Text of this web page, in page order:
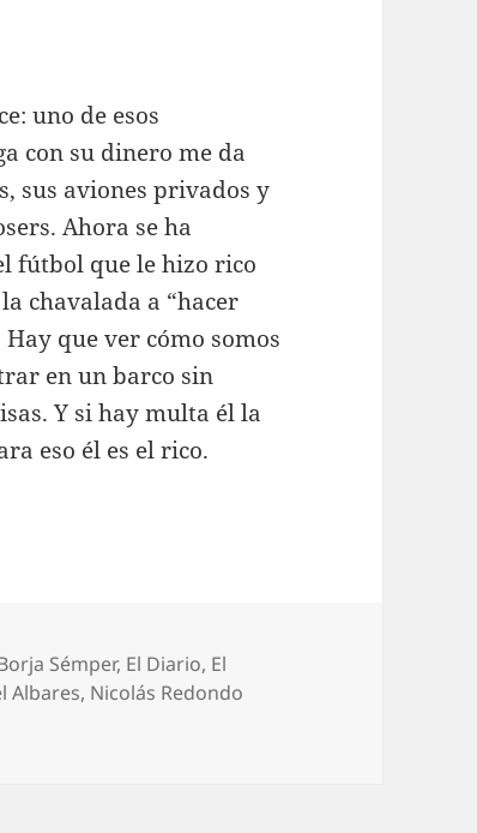
uno de esos
con su dinero me da
sus aviones privados y
Ahora se ha
fútbol que le hizo rico
chavalada a “hacer
que ver cómo somos
en un barco sin
Y si hay multa él la
eso él es el rico.
Sémper, El Diario, El
Albares, Nicolás Redondo